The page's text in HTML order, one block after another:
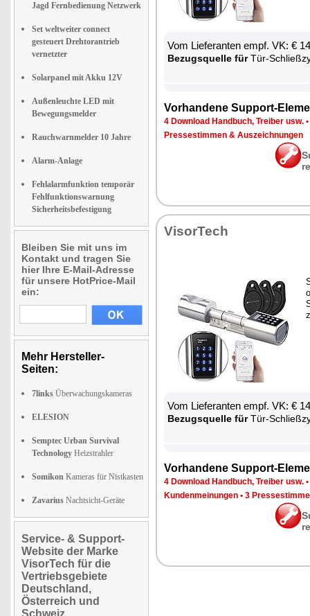
Jagd Fernbedienung Netzwerk
Set weltweiter connect
gesteuert Drehtorantrieb
vernetzter
Solarpanel mit Akku 12V
Außenleuchte LED mit
Bewegungsmelder
Rauchwarnmelder 10 Jahre
Alarm-Anlage
Fehlalarmfunktion temporär
Fehlfunktionswarnung
Sicherheitsbefestigung
Bleiben Sie mit uns im
Kontakt und tragen Sie
hier Ihre E-Mail-Adresse
für unsere HotPrice-Mail
ein:
Mehr Hersteller-
Seiten:
7links Überwachungskameras
ELESION
Semptec Urban Survival
Technology Heizstrahler
Somikon Kameras für Nistkasten
Zavarius Nachtsicht-Geräte
Service- & Support-
Website der Marke
VisorTech für die
Vertriebsgebiete
Deutschland,
Österreich und
Schweiz
Vom Lie­fe­ran­ten empf. VK: €
Be­zugs­quel­le fürTür-Schließ­zy­lin­der mit
Vor­han­de­ne Sup­port-
4 Down­load Hand­buch, Trei­ber usw. •
Pres­se­stim­men & Aus­zeich­nun­gen
Vi­sor­Tech
Vom Lie­fe­ran­ten empf. VK: €
Be­zugs­quel­le fürTür-Schließ­zy­lin­der mit
Vor­han­de­ne Sup­port-
4 Down­load Hand­buch, Trei­ber usw. •
Kun­den­mei­nun­gen • 3